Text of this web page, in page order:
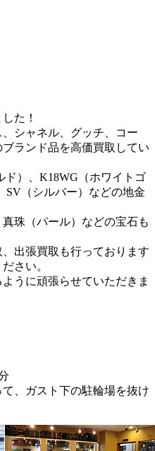
た！
シャネル、グッチ、コー
ランド品を高価買取してい
ド）、K18WG（ホワイトゴ
SV（シルバー）などの地金
珠（パール）などの宝石も
出張買取も行っております
さい。
うに頑張らせていただきま
、ガスト下の駐輪場を抜け